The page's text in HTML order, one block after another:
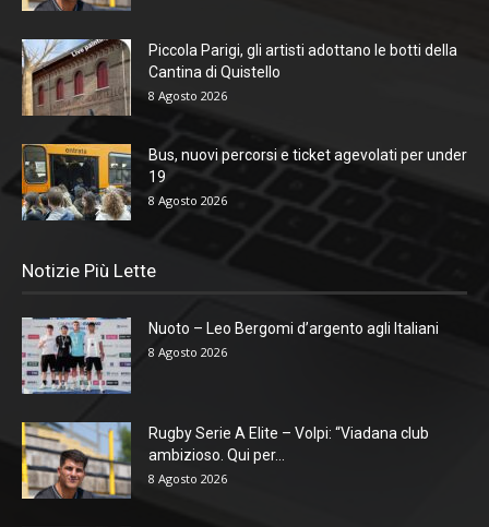
Piccola Parigi, gli artisti adottano le botti della
Cantina di Quistello
8 Agosto 2026
Bus, nuovi percorsi e ticket agevolati per under
19
8 Agosto 2026
Notizie Più Lette
Nuoto – Leo Bergomi d’argento agli Italiani
8 Agosto 2026
Rugby Serie A Elite – Volpi: “Viadana club
ambizioso. Qui per...
8 Agosto 2026